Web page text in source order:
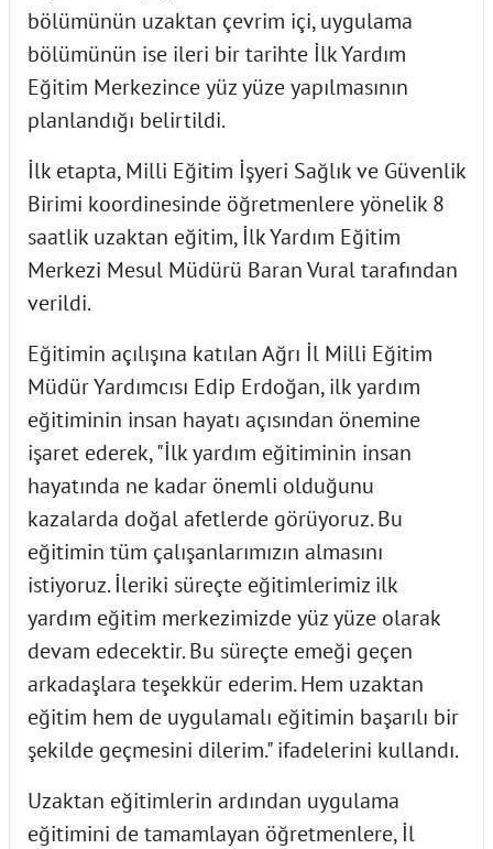
bölümünün uzaktan çevrim içi, uygulama
bölümünün ise ileri bir tarihte İlk Yardım
Eğitim Merkezince yüz yüze yapılmasının
planlandığı belirtildi.
İlk etapta, Milli Eğitim İşyeri Sağlık ve Güvenlik
Birimi koordinesinde öğretmenlere yönelik 8
saatlik uzaktan eğitim, İlk Yardım Eğitim
Merkezi Mesul Müdürü Baran Vural tarafından
verildi.
Eğitimin açılışına katılan Ağrı İl Milli Eğitim
Müdür Yardımcısı Edip Erdoğan, ilk yardım
eğitiminin insan hayatı açısından önemine
işaret ederek, "İlk yardım eğitiminin insan
hayatında ne kadar önemli olduğunu
kazalarda doğal afetlerde görüyoruz. Bu
eğitimin tüm çalışanlarımızın almasını
istiyoruz. İleriki süreçte eğitimlerimiz ilk
yardım eğitim merkezimizde yüz yüze olarak
devam edecektir. Bu süreçte emeği geçen
arkadaşlara teşekkür ederim. Hem uzaktan
eğitim hem de uygulamalı eğitimin başarılı bir
şekilde geçmesini dilerim." ifadelerini kullandı.
Uzaktan eğitimlerin ardından uygulama
eğitimini de tamamlayan öğretmenlere, İl